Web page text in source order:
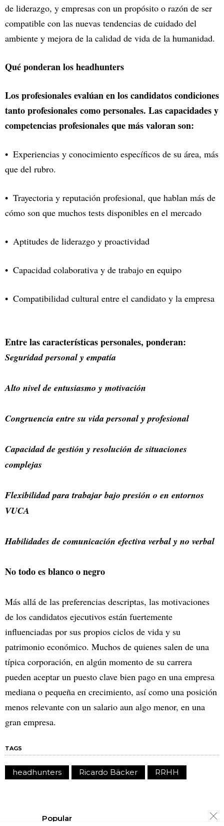
de liderazgo, y empresas con un propósito o razón de ser
compatible con las nuevas tendencias de cuidado del
ambiente y mejora de la calidad de vida de la humanidad.
Qué ponderan los headhunters
Los profesionales evalúan en los candidatos condiciones
tanto profesionales como personales. Las capacidades y
competencias profesionales que más valoran son:
Experiencias y conocimiento específicos de su área, más
que del rubro.
Trayectoria y reputación profesional, que hablan más de
cómo son que muchos tests disponibles en el mercado
Aptitudes de liderazgo y proactividad
Capacidad colaborativa y de trabajo en equipo
Compatibilidad cultural entre el candidato y la empresa
Entre las características personales, ponderan:
Seguridad personal y empatía
Alto nivel de entusiasmo y motivación
Congruencia entre su vida personal y profesional
Capacidad de gestión y resolución de situaciones
complejas
Flexibilidad para trabajar bajo presión o en entornos
VUCA
Habilidades de comunicación efectiva verbal y no verbal
No todo es blanco o negro
Más allá de las preferencias descriptas, las motivaciones
de los candidatos ejecutivos están fuertemente
influenciadas por sus propios ciclos de vida y su
patrimonio económico. Muchos de quienes salen de una
típica corporación, en algún momento de su carrera
pueden aceptar un puesto clave bien pago en una empresa
mediana o pequeña en crecimiento, así como una posición
menos relevante con un salario aun algo menor, en una
gran empresa.
TAGS
headhunters Ricardo Bäcker RRHH
Popular